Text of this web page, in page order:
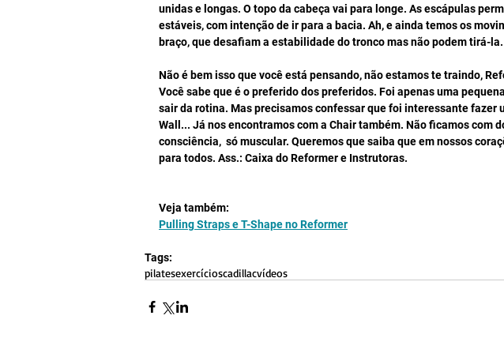
unidas e longas. O topo da cabeça vai para longe. As escápulas
estáveis, com intenção de ir para a bacia. Ah, e ainda temos os
braço, que desafiam a estabilidade do tronco mas não podem tirá-la.
Não é bem isso que você está pensando, não estamos te traindo,
Você sabe que é o preferido dos preferidos. Foi apenas uma
sair da rotina. Mas precisamos confessar que foi interessante fazer
Wall... Já nos encontramos com a Chair também. Não ficamos com
consciência,  só muscular. Queremos que saiba que em nossos
para todos. Ass.: Caixa do Reformer e Instrutoras.
Veja também:
Pulling Straps e T-Shape no Reformer
Tags:
pilatesexercícioscadillacvídeos